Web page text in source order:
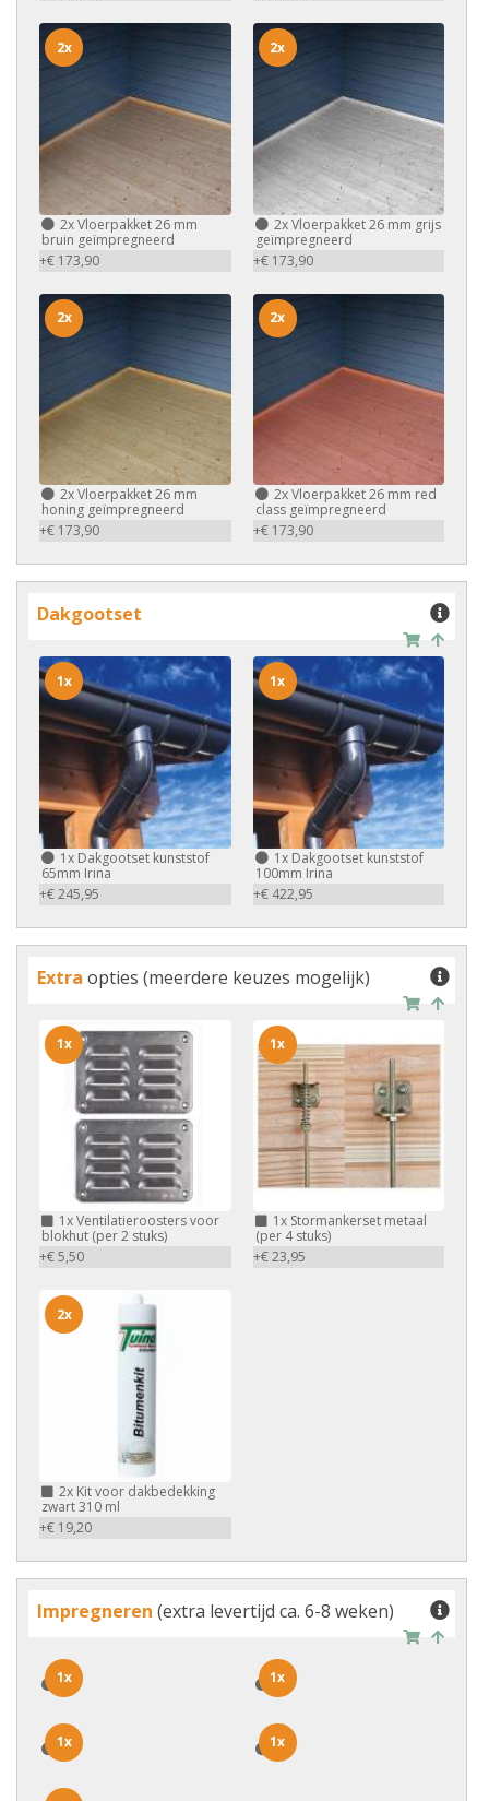
2xVloerpakket 26 mm
bruin geïmpregneerd
+€ 173,90
2x
2xVloerpakket 26 mm grijs
geïmpregneerd
+€ 173,90
2x
2xVloerpakket 26 mm
honing geïmpregneerd
+€ 173,90
2x
2xVloerpakket 26 mm red
class geïmpregneerd
+€ 173,90
2x
Dakgootset
1x Dakgootset kunststof
65mm Irina
+€ 245,95
1x
1xDakgootset kunststof
100mm Irina
+€ 422,95
1x
Extra opties (meerdere keuzes mogelijk)
1xVentilatieroosters voor
blokhut (per 2 stuks)
+€ 5,50
1x
1xStormankerset metaal
(per 4 stuks)
+€ 23,95
1x
2x Kit voor dakbedekking
zwart 310 ml
+€ 19,20
2x
Impregneren (extra levertijd ca. 6-8 weken)
1x
1x 1x
1x
1x
1x 1x
1x